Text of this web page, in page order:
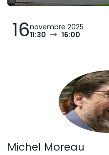
16novembre 2025
11:30
16:00
Michel Moreau